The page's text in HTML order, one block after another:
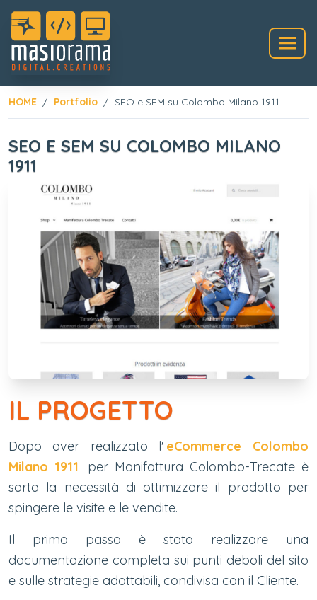
HOME Portfolio SEO e SEM su Colombo Milano 1911
SEO E SEM SU COLOMBO MILANO
1911
IL PROGETTO
Dopo aver realizzato l' eCommerce Colombo
Milano 1911
per Manifattura Colombo-Trecate è
sorta la necessità di ottimizzare il prodotto per
spingere le visite e le vendite.
Il primo passo è stato realizzare una
documentazione completa sui punti deboli del sito
e sulle strategie adottabili, condivisa con il Cliente.